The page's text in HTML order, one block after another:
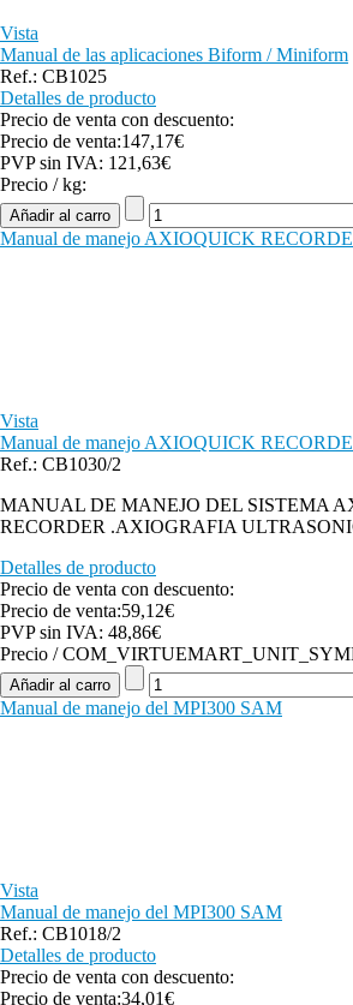
Vista
Manual de las aplicaciones Biform / Miniform
Ref.: CB1025
Detalles de producto
Precio de venta con descuento:
Precio de venta:147,17€
PVP sin IVA: 121,63€
Precio / kg:
Manual de manejo AXIOQUICK
Vista
Manual de manejo AXIOQUICK
Ref.: CB1030/2
MANUAL DE MANEJO DEL SISTEMA
RECORDER .AXIOGRAFIA
Detalles de producto
Precio de venta con descuento:
Precio de venta:59,12€
PVP sin IVA: 48,86€
Precio /
Manual de manejo del MPI300 SAM
Vista
Manual de manejo del MPI300 SAM
Ref.: CB1018/2
Detalles de producto
Precio de venta con descuento:
Precio de venta:34,01€